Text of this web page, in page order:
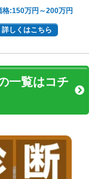
格:150万円～200万円
詳しくはこちら
一覧はコチ